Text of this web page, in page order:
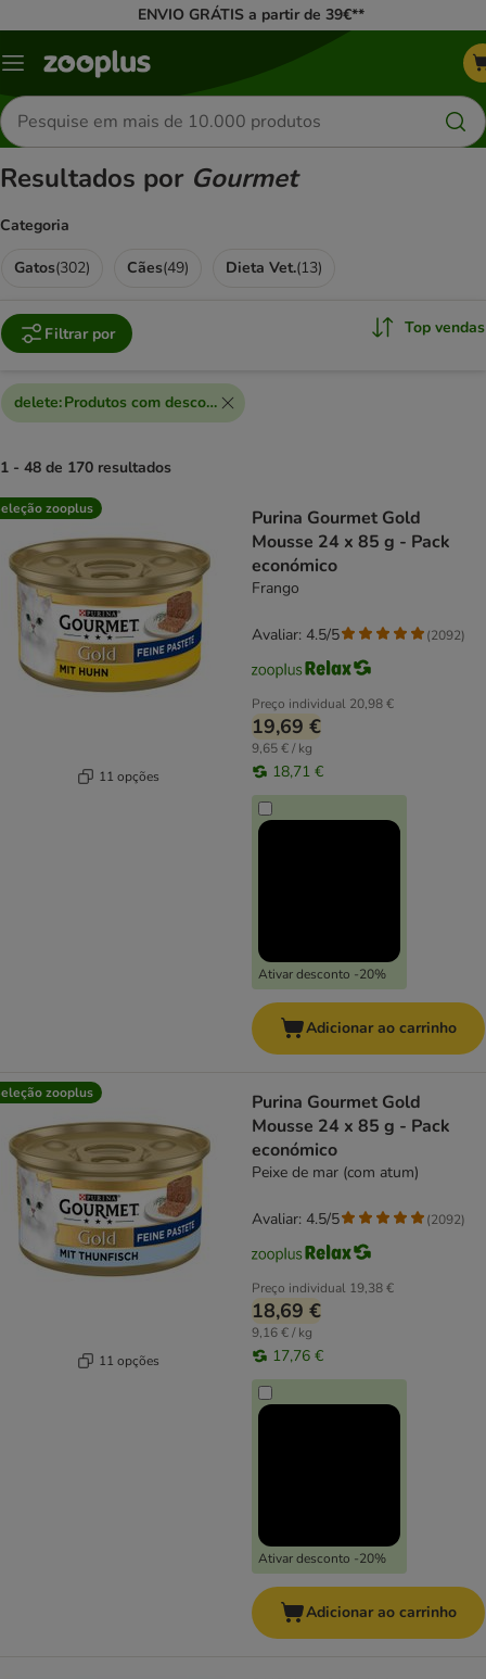
ENVIO GRÁTIS a partir de 39€**
Menu
Pesquisar
produtos
Resultados por Gourmet
Categoria
Gatos(302) Cães(49) Dieta Vet.(13)
Filtrar por Top vendas
delete:Produtos com desconto extra
1 - 48 de 170 resultados
product items have been changed
zooplus
11 opções
Purina Gourmet Gold
Mousse 24 x 85 g - Pack
económico
Frango
Preço individual 20,98 €
19,69 €
9,65 € / kg
18,71 €
Ativar desconto -20%
Avaliar: 4.5/5 (2092)
Adicionar ao carrinho
zooplus
11 opções
Purina Gourmet Gold
Mousse 24 x 85 g - Pack
económico
Peixe de mar (com atum)
Preço individual 19,38 €
18,69 €
9,16 € / kg
17,76 €
Ativar desconto -20%
Avaliar: 4.5/5 (2092)
Adicionar ao carrinho